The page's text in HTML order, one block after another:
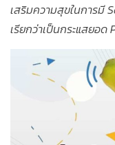
เสริมความสุขในการมี
เรียกว่าเป็นกระแสยอด